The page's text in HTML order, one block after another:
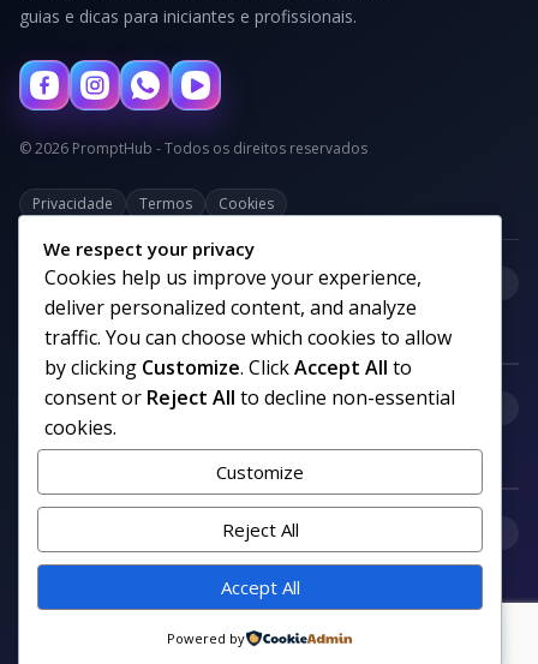
guias e dicas para iniciantes e profissionais.
© 2026 PromptHub - Todos os direitos reservados
Privacidade Termos Cookies
Categorias
Links uteis
Siga nosso canal no WhatsApp
We respect your privacy
Cookies help us improve your experience,
deliver personalized content, and analyze
traffic. You can choose which cookies to allow
by clicking Customize. ClickAccept All to
consent or Reject All to decline non-essential
cookies.
Customize
Reject All
Accept All
Powered by